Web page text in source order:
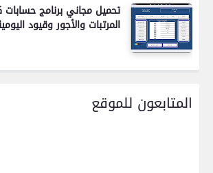
تحميل مجاني برنامج
المرتبات والأجور وقيود
المتابعون للموقع